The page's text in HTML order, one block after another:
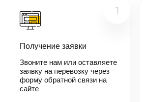
менеджер-
свяжется с
вами,
согласует
детали
автоперевозки,
1
Получение заявки
Звоните нам или оставляете
заявку на перевозку через
форму обратной связи на
сайте